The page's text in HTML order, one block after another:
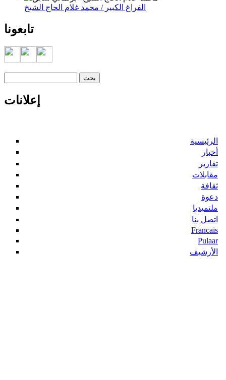
الفراغ الكبير / محمد غلام الحاج الشيخ
تابعونا
إعلانات
الرئيسية
أخبار
تقارير
مقابلات
ثقافة
دعوة
ملتميديا
اتصل بنا
Francais
Pulaar
الأرشيف